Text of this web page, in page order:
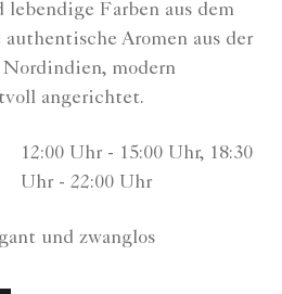
Farben aus dem
Aromen aus der
modern
angerichtet.
12:00 Uhr - 15:00 Uhr, 18:30
Uhr - 22:00 Uhr
und zwanglos